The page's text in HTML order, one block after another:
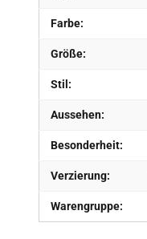
Farbe:
Größe:
Stil:
Aussehen:
Besonderheit:
Verzierung:
Warengruppe: